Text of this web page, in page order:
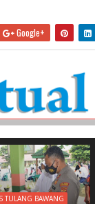
Google+
TULANG BAWANG